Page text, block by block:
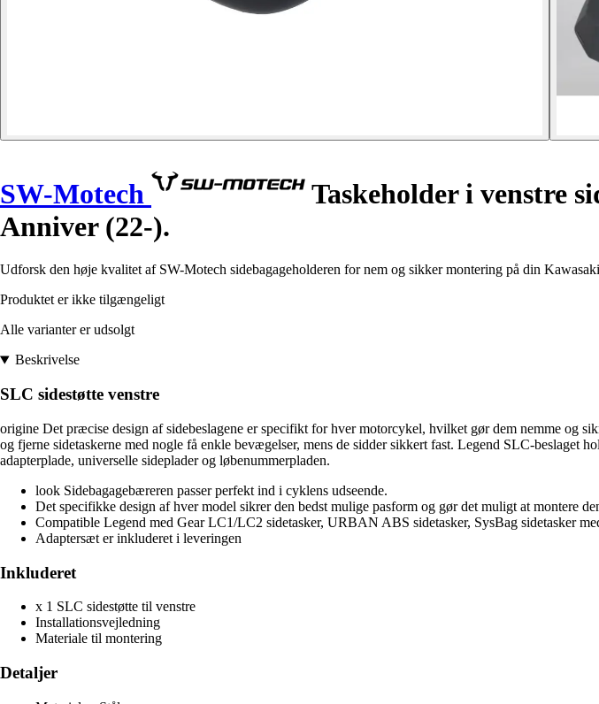
SW-Motech
Taskeholder i venstre
Anniver (22-).
Udforsk den høje kvalitet af SW-Motech sidebagageholderen for nem og sikker montering på din
Produktet er ikke tilgængeligt
Alle varianter er udsolgt
Beskrivelse
SLC sidestøtte venstre
origine Det præcise design af sidebeslagene er specifikt for hver motorcykel, hvilket gør dem nemme og
og fjerne sidetaskerne med nogle få enkle bevægelser, mens de sidder sikkert fast. Legend SLC-
adapterplade, universelle sideplader og løbenummerpladen.
look Sidebagagebæreren passer perfekt ind i cyklens udseende.
Det specifikke design af hver model sikrer den bedst mulige pasform og gør det muligt at montere
Compatible Legend med Gear LC1/LC2 sidetasker, URBAN ABS sidetasker, SysBag sidetasker
Adaptersæt er inkluderet i leveringen
Inkluderet
x 1 SLC sidestøtte til venstre
Installationsvejledning
Materiale til montering
Detaljer